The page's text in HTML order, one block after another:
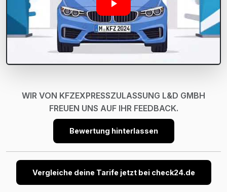
WIR VON KFZEXPRESSZULASSUNG L&D GMBH
FREUEN UNS AUF IHR FEEDBACK.
Bewertung hinterlassen
Vergleiche deine Tarife jetzt bei check24.de